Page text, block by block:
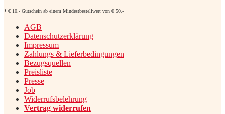
* € 10.- Gutschein ab einem Mindestbestellwert von € 50.-
AGB
Datenschutzerklärung
Impressum
Zahlungs & Lieferbedingungen
Bezugsquellen
Preisliste
Presse
Job
Widerrufsbelehrung
Vertrag widerrufen